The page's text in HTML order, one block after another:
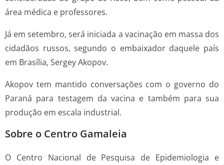
área médica e professores.
Já em setembro, será iniciada a vacinação em massa dos
cidadãos russos, segundo o embaixador daquele país
em Brasília, Sergey Akopov.
Akopov tem mantido conversações com o governo do
Paraná para testagem da vacina e também para sua
produção em escala industrial.
Sobre o Centro Gamaleia
O Centro Nacional de Pesquisa de Epidemiologia e